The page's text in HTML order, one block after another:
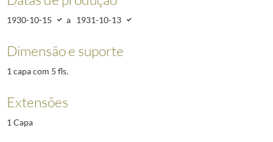
1930-10-15 a 1931-10-13
Dimensão e suporte
1 capa com 5 fls.
Extensões
1 Capa